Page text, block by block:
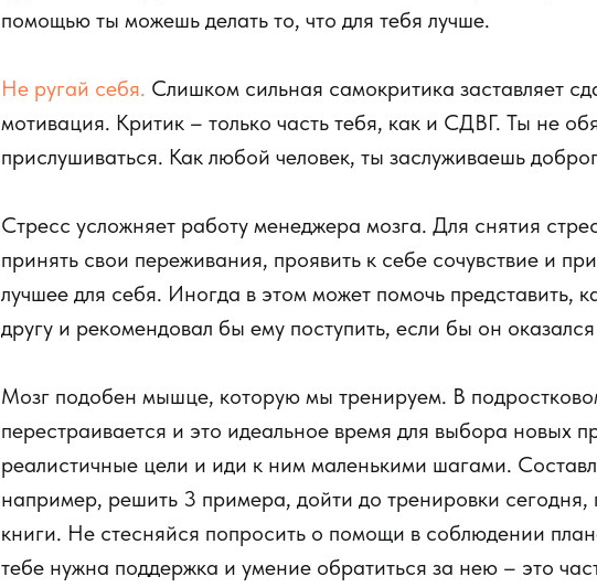
помощью ты можешь делать то, что для тебя лучше.
Не ругай себя. Слишком сильная самокритика заставляет
мотивация. Критик – только часть тебя, как и СДВГ. Ты не
прислушиваться. Как любой человек, ты заслуживаешь
Стресс усложняет работу менеджера мозга. Для снятия
принять свои переживания, проявить к себе сочувствие и
лучшее для себя. Иногда в этом может помочь представить,
другу и рекомендовал бы ему поступить, если бы он
Мозг подобен мышце, которую мы тренируем. В
перестраивается и это идеальное время для выбора новых
реалистичные цели и иди к ним маленькими шагами.
например, решить 3 примера, дойти до тренировки сегодня,
книги. Не стесняйся попросить о помощи в соблюдении
тебе нужна поддержка и умение обратиться за нею – это